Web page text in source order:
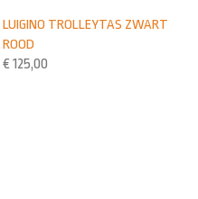
LUIGINO TROLLEYTAS ZWART
ROOD
€ 125,00